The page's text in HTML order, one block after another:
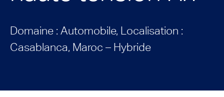
Domaine : Automobile, Localisation :
Casablanca, Maroc – Hybride